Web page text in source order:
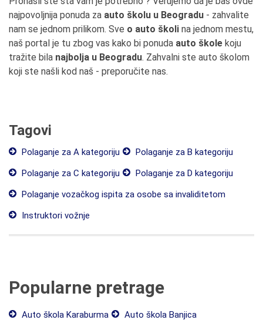
najpovoljnija ponuda za auto školu u Beogradu - zahvalite
nam se jednom prilikom. Sve o auto školi na jednom mestu,
naš portal je tu zbog vas kako bi ponuda auto škole koju
tražite bila najbolja u Beogradu. Zahvalni ste auto školom
koji ste našli kod naš - preporučite nas.
Tagovi
Polaganje za A kategoriju
Polaganje za B kategoriju
Polaganje za C kategoriju
Polaganje za D kategoriju
Polaganje vozačkog ispita za osobe sa invaliditetom
Instruktori vožnje
Popularne pretrage
Auto škola Karaburma
Auto škola Banjica